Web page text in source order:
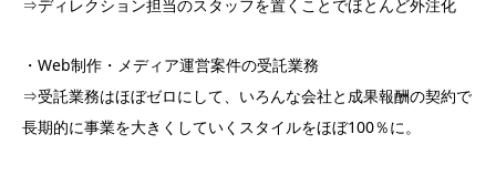
⇒ディレクション担当のスタッフを置くことでほとんど外注化
・Web制作・メディア運営案件の受託業務
⇒受託業務はほぼゼロにして、いろんな会社と成果報酬の契約で
長期的に事業を大きくしていくスタイルをほぼ100％に。